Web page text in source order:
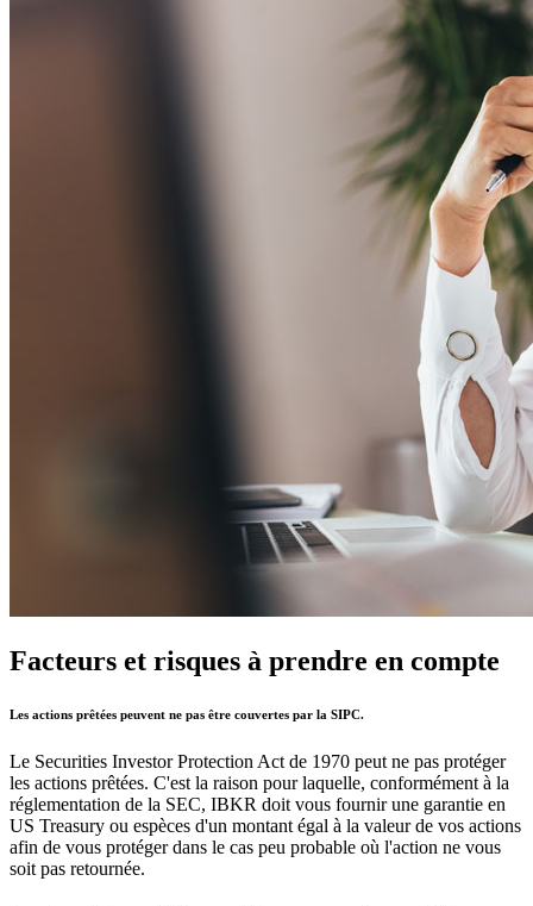
Facteurs et risques à prendre en compte
Les actions prêtées peuvent ne pas être couvertes par la SIPC.
Le Securities Investor Protection Act de 1970 peut ne pas protéger
les actions prêtées. C'est la raison pour laquelle, conformément à la
réglementation de la SEC, IBKR doit vous fournir une garantie en
US Treasury ou espèces d'un montant égal à la valeur de vos actions
afin de vous protéger dans le cas peu probable où l'action ne vous
soit pas retournée.